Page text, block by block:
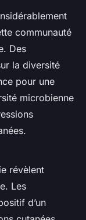
communauté
Des
la diversité
pour une
microbienne
révèlent
Les
d’un